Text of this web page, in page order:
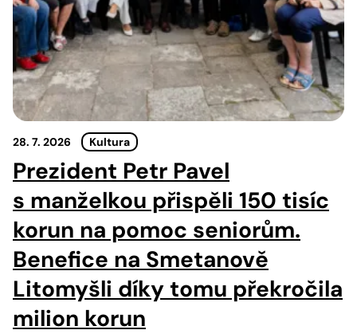
28. 7. 2026 Kultura
Prezident Petr Pavel
s manželkou přispěli 150 tisíc
korun na pomoc seniorům.
Benefice na Smetanově
Litomyšli díky tomu překročila
milion korun